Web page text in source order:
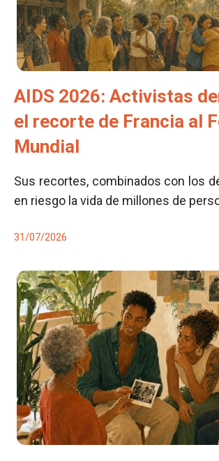
AIDS 2026: Activistas
el recorte de Francia al
Mundial
Sus recortes, combinados con los
en riesgo la vida de millones de
31/07/2026